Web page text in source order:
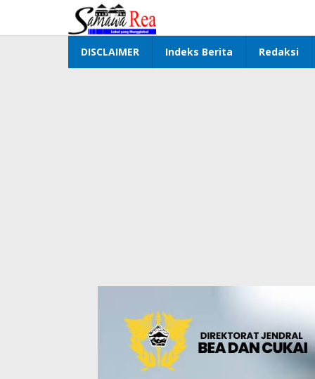
konten
DISCLAIMER Indeks Berita Redaksi